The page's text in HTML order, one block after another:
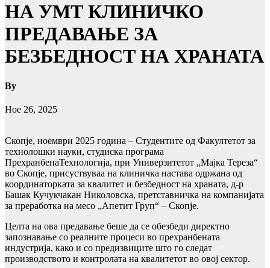
НА УМТ КЛИНИЧКО
ПРЕДАВАЊЕ ЗА
БЕЗБЕДНОСТ НА ХРАНАТА
By
Ное 26, 2025
Скопје, ноември 2025 година – Студентите од Факултетот за
технолошки науки, студиска програма
ПрехранбенаТехнологија, при Универзитетот „Мајка Тереза“
во Скопје, присуствуваа на клиничка настава одржана од
координаторката за квалитет и безбедност на храната, д-р
Башак Кучукчакан Николовска, претставничка на компанијата
за преработка на месо „Апетит Груп“ – Скопје.
Целта на ова предавање беше да се обезбеди директно
запознавање со реалните процеси во прехранбената
индустрија, како и со предизвиците што го следат
производството и контролата на квалитетот во овој сектор.